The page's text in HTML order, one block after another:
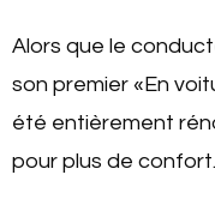
Alors que le
son premier «En
été entièrement
pour plus de confort.